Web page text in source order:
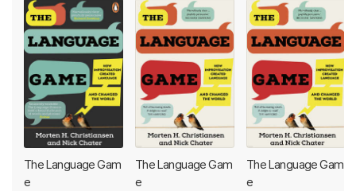
of charades, with the only requirement being a desire to unde
rstand and be understood. From this new vantage point, Chris
tiansen and Chater?find compelling solutions to major mysteri
es like the origins of languages and how language learning is p
ossible, and to long-running debates such as whether having
two words for “blue” changes what we see.?In the end, they
show that the only real constraint on communication is our ima
gination.
The Language Gam
e
The Language Gam
e
The Language Gam
e